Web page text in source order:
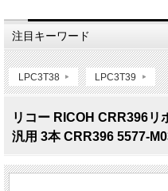
注目キーワード
LPC3T38 LPC3T39
リコー RICOH CRR396リ
汎用 3本 CRR396 5577-